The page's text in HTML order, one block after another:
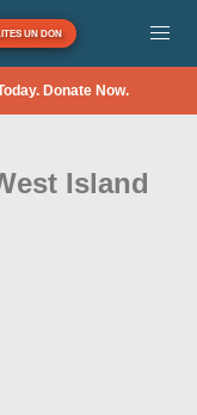
UN DON
Donate Now.
Island